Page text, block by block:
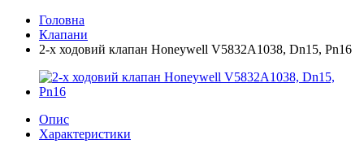
Головна
Клапани
2-х ходовий клапан Honeywell V5832A1038, Dn15, Pn16
Опис
Характеристики